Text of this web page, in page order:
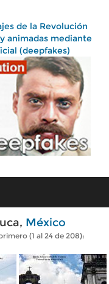
de la Revolución
animadas mediante
(deepfakes)
México
(1 al 24 de 208):